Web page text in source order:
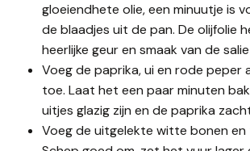
gloeiendhete olie, een minuutje is
de blaadjes uit de pan. De olijfolie
heerlijke geur en smaak van de
Voeg de paprika, ui en rode peper
toe. Laat het een paar minuten
uitjes glazig zijn en de paprika
Voeg de uitgelekte witte bonen